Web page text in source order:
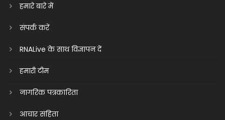
हमारे बारे में
संपर्क करें
RNALive के साथ विज्ञापन दें
हमारी टीम
नागरिक पत्रकारिता
आचार संहिता